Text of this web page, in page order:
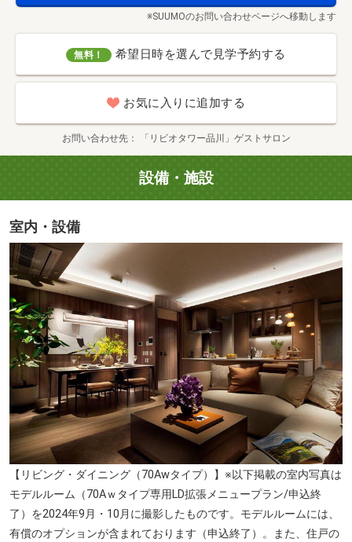
港南緑水公園（約580m／徒歩8分）
マルエツ プチ 港南シティタワー店（約220m／徒歩3分）
※SUUMOのお問い合わせページへ移動します
無料！ 希望日時を選んで見学予約する
お気に入りに追加する
お問い合わせ先 「リビオタワー品川」ゲストサロン
設備・施設
室内・設備
【リビング・ダイニング（70Awタイプ）】※以下掲載の室内写真は
モデルルーム（70Aｗタイプ専用LD拡張メニュープラン/申込終
了）を2024年9月・10月に撮影したものです。モデルルームには、
有償のオプションが含まれております（申込終了）。また、住戸の